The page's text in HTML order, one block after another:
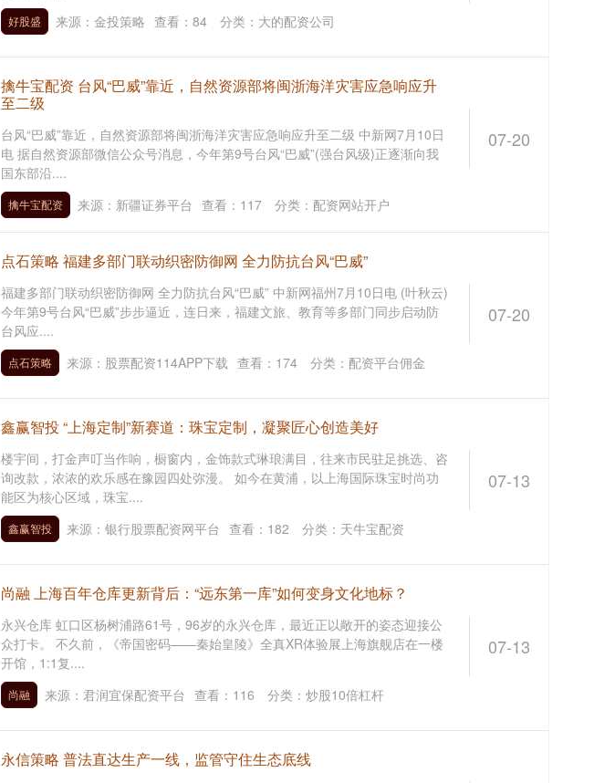
好股盛 来源：金投策略 查看： 84 分类： 大的配资公司
07-20
擒牛宝配资 台风“巴威”靠近，自然资源部将闽浙海洋灾害应急响应升
至二级
台风“巴威”靠近，自然资源部将闽浙海洋灾害应急响应升至二级 中新网7月10日
电 据自然资源部微信公众号消息，今年第9号台风“巴威”(强台风级)正逐渐向我
国东部沿....
擒牛宝配资 来源：新疆证券平台 查看： 117 分类： 配资网站开户
07-20
点石策略 福建多部门联动织密防御网 全力防抗台风“巴威”
福建多部门联动织密防御网 全力防抗台风“巴威” 中新网福州7月10日电 (叶秋云)
今年第9号台风“巴威”步步逼近，连日来，福建文旅、教育等多部门同步启动防
台风应....
点石策略 来源：股票配资114APP下载 查看： 174 分类： 配资平台佣金
07-13
鑫赢智投 “上海定制”新赛道：珠宝定制，凝聚匠心创造美好
楼宇间，打金声叮当作响，橱窗内，金饰款式琳琅满目，往来市民驻足挑选、咨
询改款，浓浓的欢乐感在豫园四处弥漫。 如今在黄浦，以上海国际珠宝时尚功
能区为核心区域，珠宝....
鑫赢智投 来源：银行股票配资网平台 查看： 182 分类： 天牛宝配资
07-13
尚融 上海百年仓库更新背后：“远东第一库”如何变身文化地标？
永兴仓库 虹口区杨树浦路61号，96岁的永兴仓库，最近正以敞开的姿态迎接公
众打卡。 不久前，《帝国密码——秦始皇陵》全真XR体验展上海旗舰店在一楼
开馆，1:1复....
尚融 来源：君润宜保配资平台 查看： 116 分类： 炒股10倍杠杆
永信策略 普法直达生产一线，监管守住生态底线